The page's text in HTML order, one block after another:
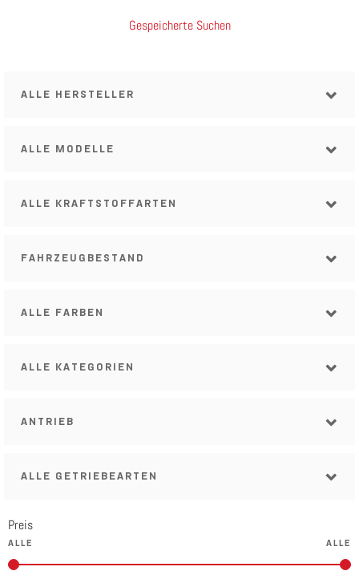
Gespeicherte Suchen
ALLE HERSTELLER
ALLE MODELLE
ALLE KRAFTSTOFFARTEN
FAHRZEUGBESTAND
ALLE FARBEN
ALLE KATEGORIEN
ANTRIEB
ALLE GETRIEBEARTEN
Preis